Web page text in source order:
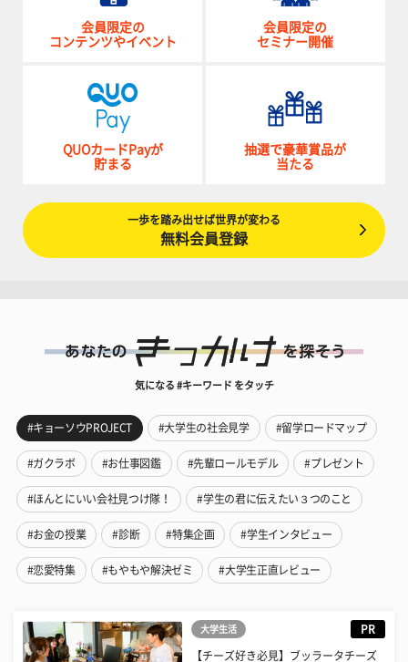
会員限定の
コンテンツやイベント
会員限定の
セミナー開催
QUOカードPayが
貯まる
抽選で豪華賞品が
当たる
一歩を踏み出せば世界が変わる
無料会員登録
気になる #キーワード をタッチ
#キョーソウPROJECT #大学生の社会見学 #留学ロードマップ
#ガクラボ #お仕事図鑑 #先輩ロールモデル #プレゼント
#ほんとにいい会社見つけ隊！ #学生の君に伝えたい３つのこと
#お金の授業 #診断 #特集企画 #学生インタビュー
#恋愛特集 #もやもや解決ゼミ #大学生正直レビュー
大学生活 PR
【チーズ好き必見】ブッラータチーズ